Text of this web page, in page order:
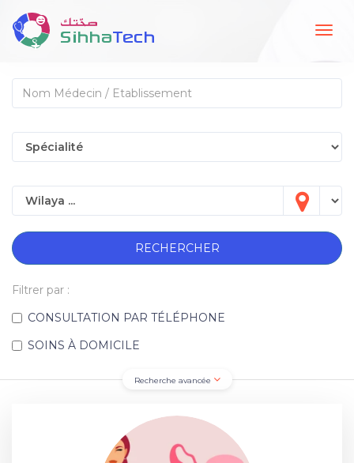
RECHERCHER
Filtrer par :
CONSULTATION PAR TÉLÉPHONE
SOINS À DOMICILE
Recherche avancée